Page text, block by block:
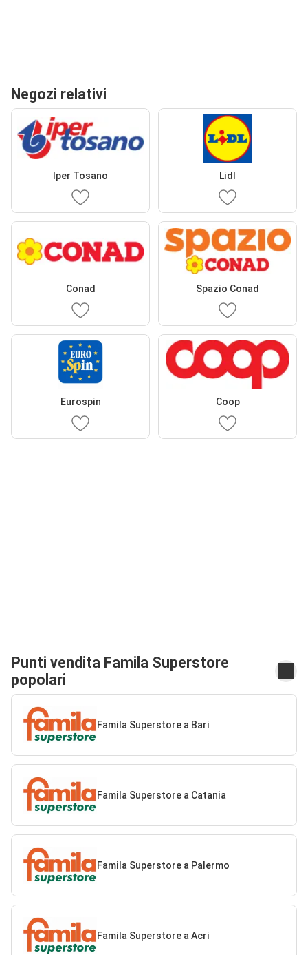
Negozi relativi
Iper Tosano Lidl
Conad Spazio Conad
Eurospin Coop
Punti vendita Famila Superstore
popolari
Famila Superstore a Bari
Famila Superstore a Catania
Famila Superstore a Palermo
Famila Superstore a Acri